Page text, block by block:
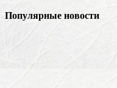
Популярные новости